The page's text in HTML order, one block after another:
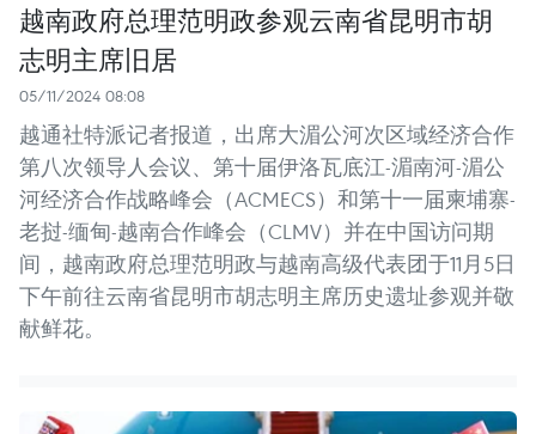
越南政府总理范明政参观云南省昆明市胡
志明主席旧居
05/11/2024 08:08
越通社特派记者报道，出席大湄公河次区域经济合作
第八次领导人会议、第十届伊洛瓦底江-湄南河-湄公
河经济合作战略峰会（ACMECS）和第十一届柬埔寨-
老挝-缅甸-越南合作峰会（CLMV）并在中国访问期
间，越南政府总理范明政与越南高级代表团于11月5日
下午前往云南省昆明市胡志明主席历史遗址参观并敬
献鲜花。